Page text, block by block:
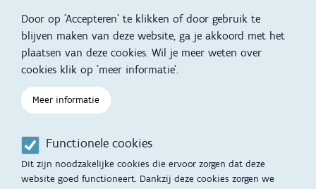
Door op 'Accepteren' te klikken of door gebruik te
blijven maken van deze website, ga je akkoord met het
plaatsen van deze cookies. Wil je meer weten over
cookies klik op 'meer informatie'.
Meer informatie
Functionele cookies
Dit zijn noodzakelijke cookies die ervoor zorgen dat deze
website goed functioneert. Dankzij deze cookies zorgen we
op
zoek?
Onze thema's
Voeding
Gezondheid en